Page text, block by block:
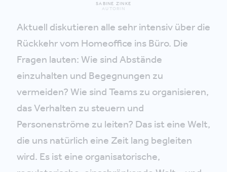
SABINE ZINKE
AUTORIN
Aktuell diskutieren alle sehr intensiv über die
Rückkehr vom Homeoffice ins Büro. Die
Fragen lauten: Wie sind Abstände
einzuhalten und Begegnungen zu
vermeiden? Wie sind Teams zu organisieren,
das Verhalten zu steuern und
Personenströme zu leiten? Das ist eine Welt,
die uns natürlich eine Zeit lang begleiten
wird. Es ist eine organisatorische,